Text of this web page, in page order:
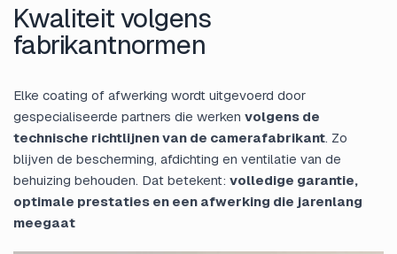
Kwaliteit volgens
fabrikantnormen
Elke coating of afwerking wordt uitgevoerd door
gespecialiseerde partners die werken volgens de
technische richtlijnen van de camerafabrikant. Zo
blijven de bescherming, afdichting en ventilatie van de
behuizing behouden. Dat betekent: volledige garantie,
optimale prestaties en een afwerking die jarenlang
meegaat